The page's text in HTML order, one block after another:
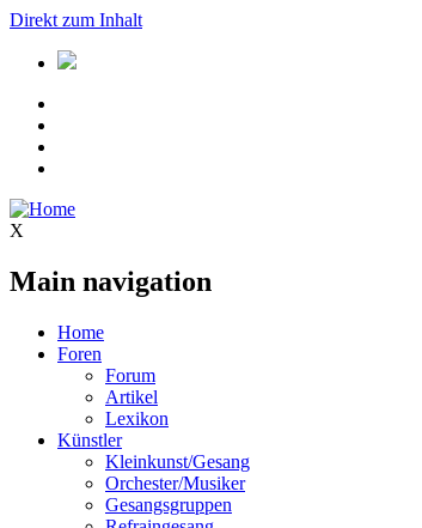
Direkt zum Inhalt
X
Main navigation
Home
Foren
Forum
Artikel
Lexikon
Künstler
Kleinkunst/Gesang
Orchester/Musiker
Gesangsgruppen